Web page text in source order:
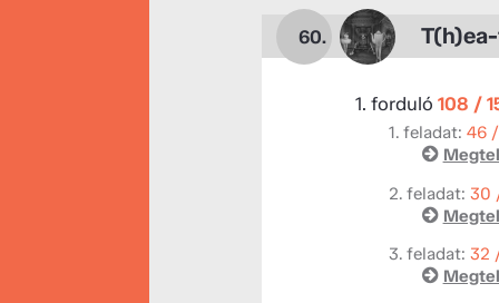
60.
1. forduló 108 /
1. feladat: 46
2. feladat: 30
3. feladat: 32